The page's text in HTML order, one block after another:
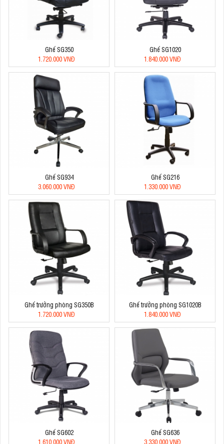
Ghế SG350
1.720.000 VNĐ
Ghế SG1020
1.840.000 VNĐ
Ghế SG934
3.060.000 VNĐ
Ghế SG216
1.330.000 VNĐ
Ghế trưởng phòng SG350B
1.720.000 VNĐ
Ghế trưởng phòng SG1020B
1.840.000 VNĐ
Ghế SG602
1.610.000 VNĐ
Ghế SG636
3.330.000 VNĐ